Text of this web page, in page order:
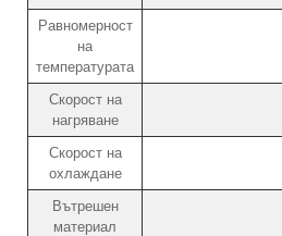
Равномерност
на
температурата
Скорост на
нагряване
Скорост на
охлаждане
Вътрешен
материал